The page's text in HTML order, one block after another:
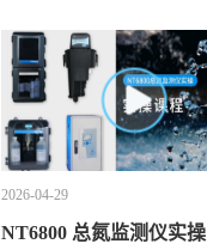
2026-04-29
NT6800 总氮监测仪实操